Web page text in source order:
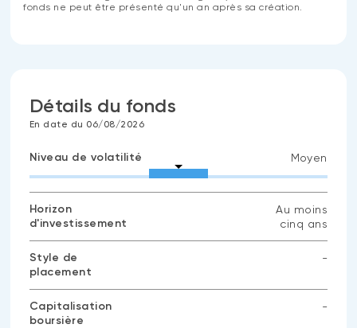
fonds ne peut être présenté qu'un an après sa création.
Détails du fonds
En date du 06/08/2026
Niveau de volatilité Moyen
Horizon
d'investissement
Au moins
cinq ans
Style de
placement
-
Capitalisation
boursière
-